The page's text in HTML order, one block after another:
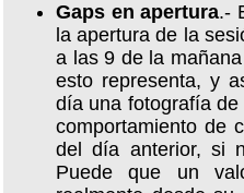
Gaps en apertura.-
la apertura de la
a las 9 de la
esto representa, y
día una fotografía
comportamiento de
del día anterior, si
Puede que un